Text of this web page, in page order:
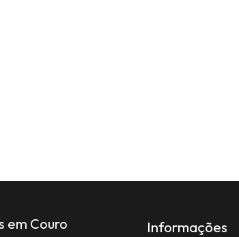
Informações
em Couro